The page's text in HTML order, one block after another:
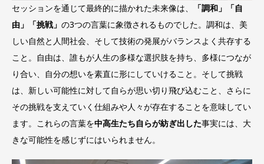
セッションを通じて最終的に描かれた未来像は、
「調和」「自
由」「挑戦」 の3つの言葉に象徴されるものでした。調和は、美
しい自然と人間社会、そして技術の発展がバランスよく共存する
こと。自由は、誰もが人生の多様な選択肢を持ち、多様につなが
り合い、自分の想いを素直に形にしていけること。そして挑戦
は、新しい可能性に対して自らが思い切り飛び込むこと、さらに
その挑戦を支えていく仕組みや人々が存在することを意味してい
ます。これらの言葉を中高生たち自らが紡ぎ出した事実には、大
きな可能性を感じずにはいられません。